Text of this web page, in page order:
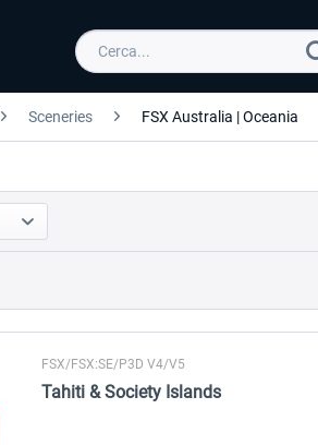
Sceneries FSX Australia | Oceania
FSX/FSX:SE/P3D V4/V5
Tahiti & Society Islands